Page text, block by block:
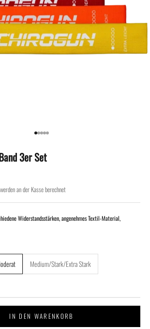
Gehe zu Element 1
Gehe zu Element 2
Gehe zu Element 3
Gehe zu Element 4
Gehe zu Element 5
3er Set
werden an der Kasse berechnet
Widerstandsstärken, angenehmes Textil-Material,
Medium/Stark/Extra Stark
IN DEN WARENKORB